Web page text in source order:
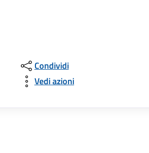
Condividi
Vedi azioni